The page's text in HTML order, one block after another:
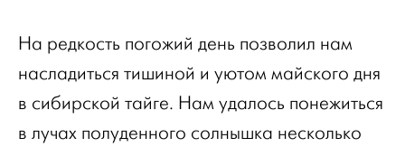
На редкость погожий день позволил нам
насладиться тишиной и уютом майского дня
в сибирской тайге. Нам удалось понежиться
в лучах полуденного солнышка несколько